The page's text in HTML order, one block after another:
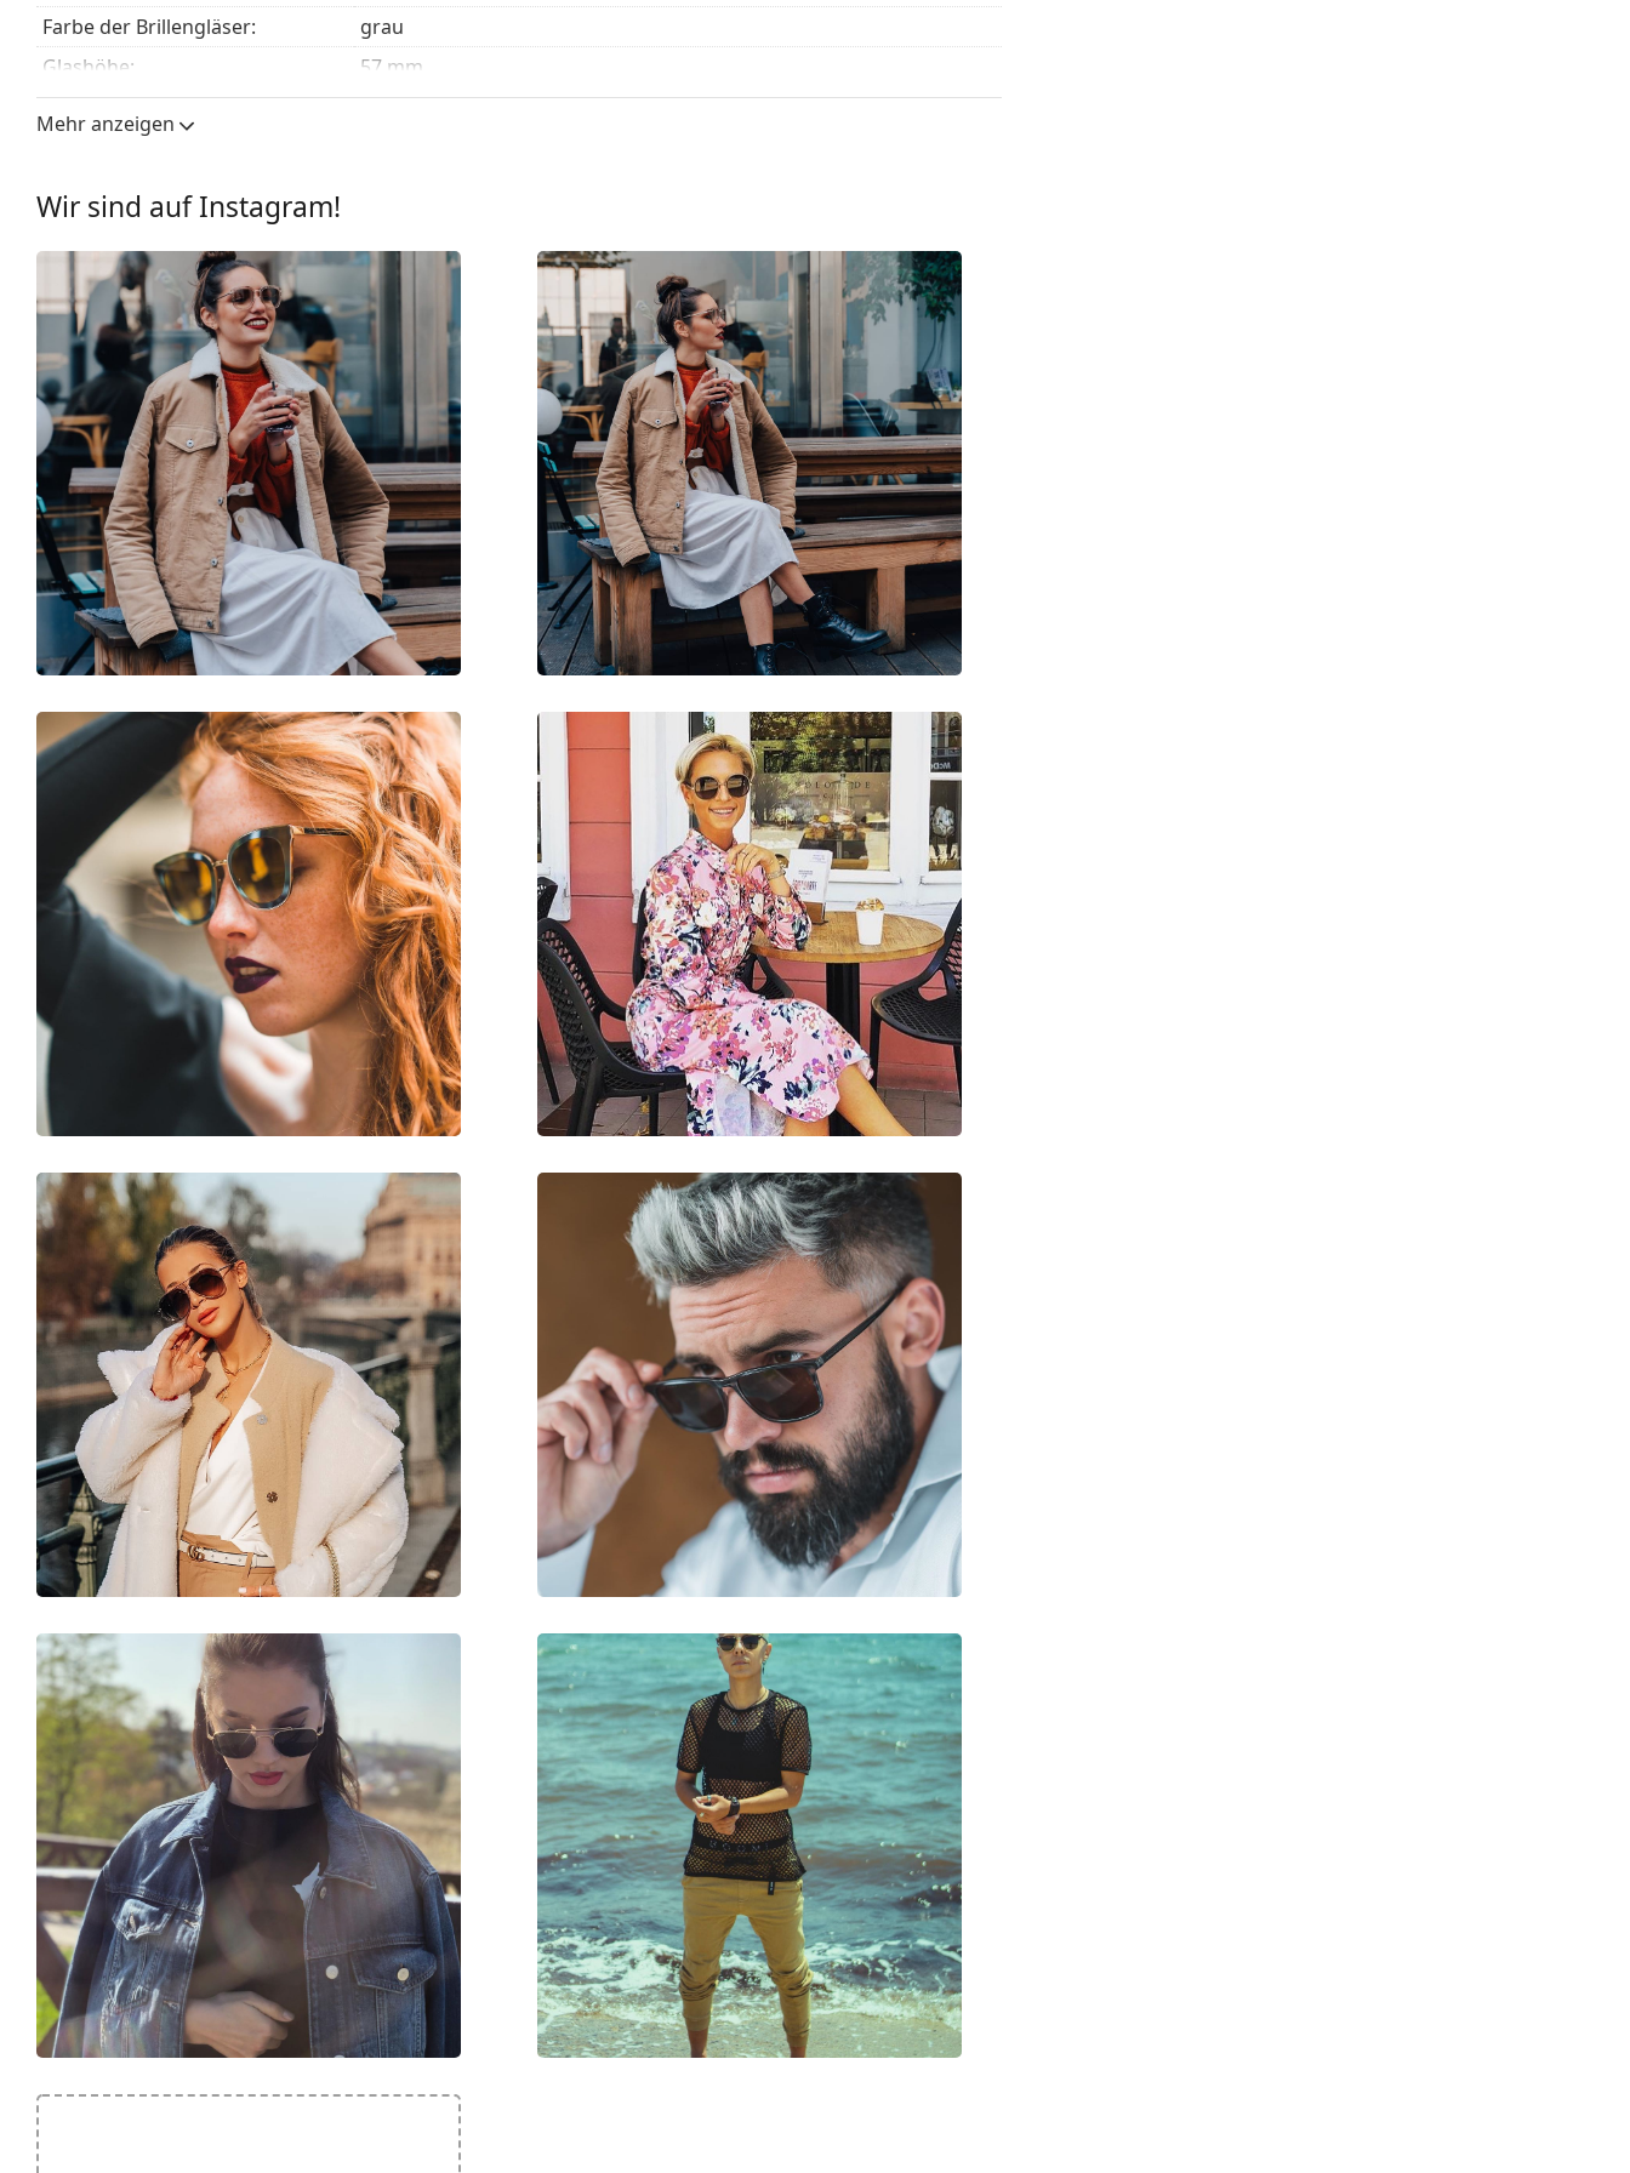
Farbe der Brillengläser:
grau
Glashöhe:
57 mm
Glasbreite:
61 mm
Brillenfassungen
Rahmenform:
Quadratisch
Farbe der Fassung:
braun
Material der Fassung:
Kunststoff
Größe:
Brillenbreite:
142 mm
Bügellänge:
140 mm
Stegbreite:
16 mm
Gewicht:
155 g
Verstellbare Nasenpads:
Nein
Federscharnier:
Nein
Accessories
Reinigungstuch:
Ja
Damen
Kategorie:
Sonnenbrillen
Marke:
Jimmy Choo
Verwendung:
Mode
Noemi/S 086 HA 61
Mehr anzeigen
Wir sind auf Instagram!